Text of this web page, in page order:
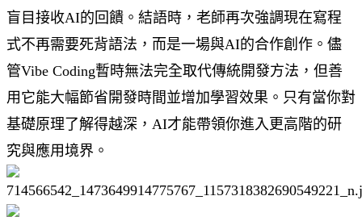
盲目接收AI的回饋。結語時，老師再次強調現在寫程
式不再需要死背語法，而是一場與AI的合作創作。儘
管Vibe Coding暫時無法完全取代傳統開發方法，但善
用它能大幅節省開發時間並增加學習效果。只有當你對
基礎原理了解得越深，AI才能帶領你進入更高階的研
究與應用境界。